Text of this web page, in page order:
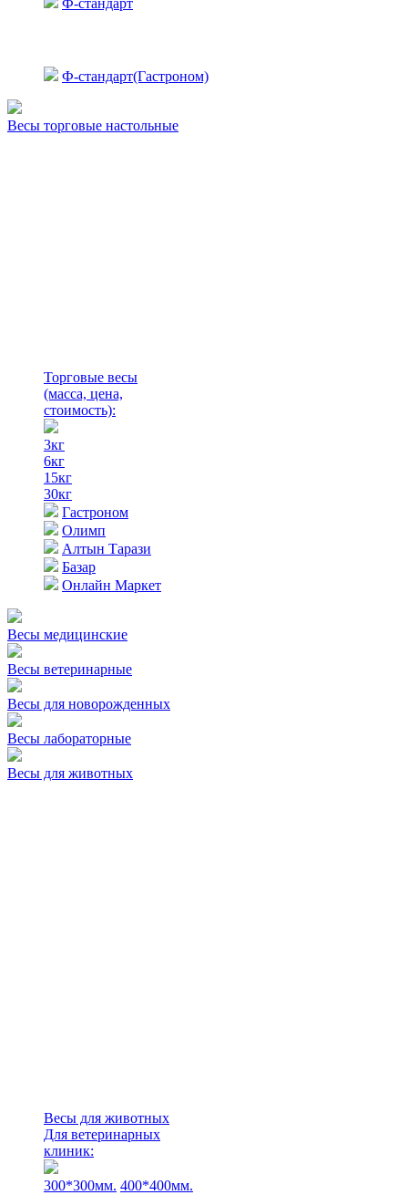
Ф-стандарт
Ф-стандарт(Гастроном)
Весы торговые настольные
Торговые весы
(масса, цена,
стоимость):
3кг
6кг
15кг
30кг
Гастроном
Олимп
Алтын Тарази
Базар
Онлайн Маркет
Весы медицинские
Весы ветеринарные
Весы для новорожденных
Весы лабораторные
Весы для животных
Весы для животных
Для ветеринарных
клиник:
300*300мм. 400*400мм.